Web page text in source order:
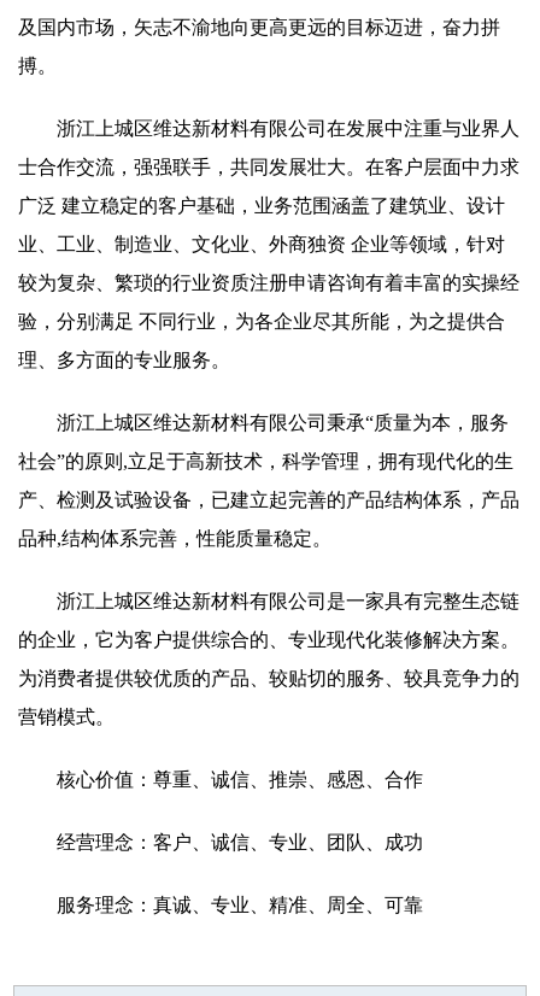
及国内市场，矢志不渝地向更高更远的目标迈进，奋力拼
搏。
浙江上城区维达新材料有限公司在发展中注重与业界人
士合作交流，强强联手，共同发展壮大。在客户层面中力求
广泛 建立稳定的客户基础，业务范围涵盖了建筑业、设计
业、工业、制造业、文化业、外商独资 企业等领域，针对
较为复杂、繁琐的行业资质注册申请咨询有着丰富的实操经
验，分别满足 不同行业，为各企业尽其所能，为之提供合
理、多方面的专业服务。
浙江上城区维达新材料有限公司秉承“质量为本，服务
社会”的原则,立足于高新技术，科学管理，拥有现代化的生
产、检测及试验设备，已建立起完善的产品结构体系，产品
品种,结构体系完善，性能质量稳定。
浙江上城区维达新材料有限公司是一家具有完整生态链
的企业，它为客户提供综合的、专业现代化装修解决方案。
为消费者提供较优质的产品、较贴切的服务、较具竞争力的
营销模式。
核心价值：尊重、诚信、推崇、感恩、合作
经营理念：客户、诚信、专业、团队、成功
服务理念：真诚、专业、精准、周全、可靠